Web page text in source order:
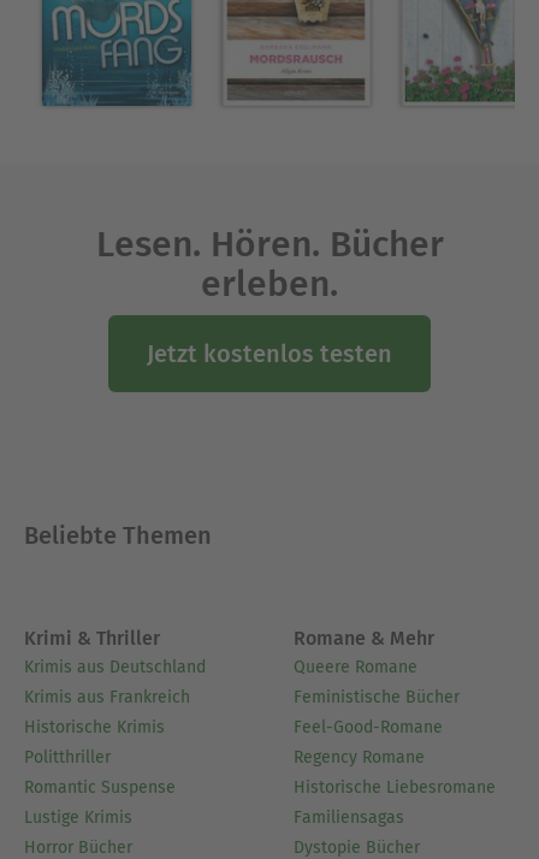
Lesen. Hören. Bücher
erleben.
Jetzt kostenlos testen
Beliebte Themen
Krimi & Thriller
Krimis aus Deutschland
Krimis aus Frankreich
Historische Krimis
Politthriller
Romantic Suspense
Lustige Krimis
Horror Bücher
Romane & Mehr
Queere Romane
Feministische Bücher
Feel-Good-Romane
Regency Romane
Historische Liebesromane
Familiensagas
Dystopie Bücher